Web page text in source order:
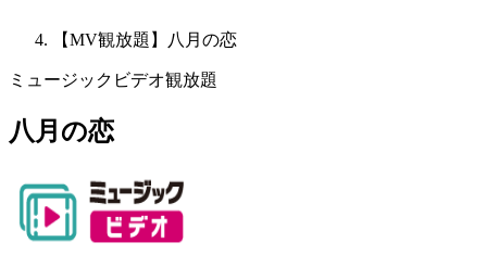
【MV観放題】八月の恋
ミュージックビデオ観放題
八月の恋